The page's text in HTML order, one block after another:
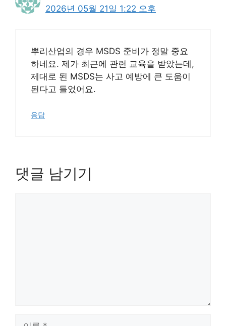
2026년 05월 21일 1:22 오후
뿌리산업의 경우 MSDS 준비가 정말 중요
하네요. 제가 최근에 관련 교육을 받았는데,
제대로 된 MSDS는 사고 예방에 큰 도움이
된다고 들었어요.
응답
댓글 남기기